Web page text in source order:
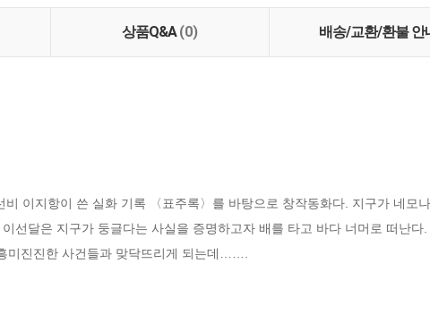
상품Q&A(0) 배송/교환/환불 안
이지항이 쓴 실화 기록 〈표주록〉를 바탕으로 창작동화다. 지구가 네모
선달은 지구가 둥글다는 사실을 증명하고자 배를 타고 바다 너머로 떠난다.
미진진한 사건들과 맞닥뜨리게 되는데…….